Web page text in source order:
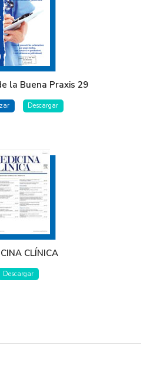
la Buena Praxis 29
Descargar
CLÍNICA
Descargar